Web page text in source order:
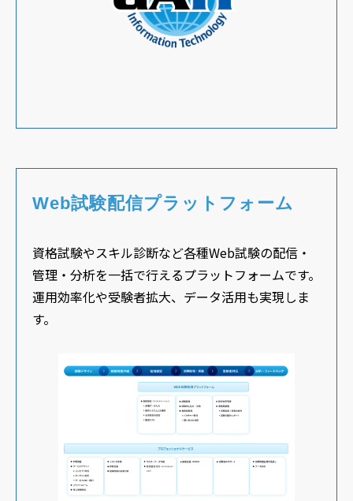
Web試験配信プラットフォーム
資格試験やスキル診断など各種Web試験の配信・
管理・分析を一括で行えるプラットフォームです。
運用効率化や受験者拡大、データ活用も実現しま
す。